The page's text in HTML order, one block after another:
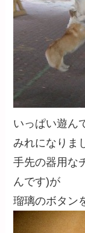
いっぱい遊ん
みれになりま
手先の器用な
んです)が
瑠璃のボタン